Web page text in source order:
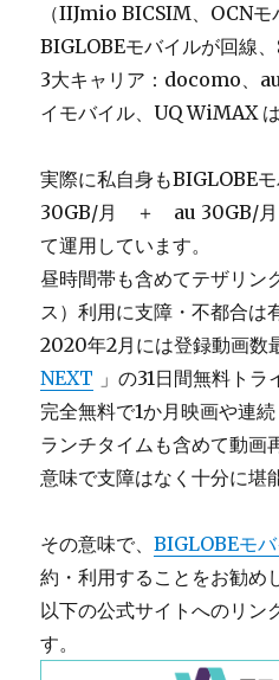
（IIJmio BICSIM、OCNモ
BIGLOBEモバイルが回線
3大キャリア：docomo、
イモバイル、UQ WiMAX
実際に私自身もBIGLOBE
30GB/月 ＋ au 30GB/月
て運用しています。
昼時間帯も含めてテザリン
ス）利用に支障・不都合は
2020年2月には登録動画数
NEXT 」の31日間無料ト
完全無料で1か月映画や連
ランチタイムも含めて動画
意味で支障はなく十分に堪
その意味で、BIGLOBEモ
約・利用することをお勧め
以下の公式サイトへのリン
す。